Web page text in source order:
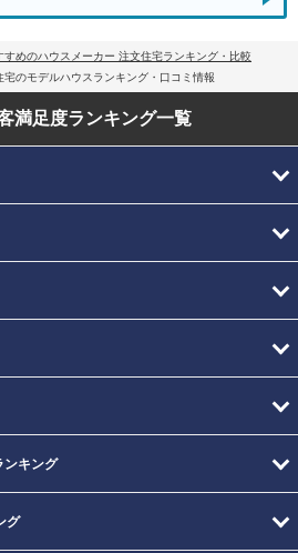
すめのハウスメーカー 注文住宅ランキング・比較
のモデルハウスランキング・口コミ情報
満足度ランキング一覧
ンキング
グ